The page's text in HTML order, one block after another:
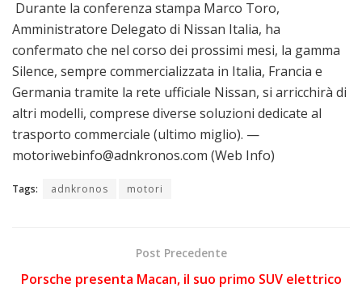
Durante la conferenza stampa Marco Toro,
Amministratore Delegato di Nissan Italia, ha
confermato che nel corso dei prossimi mesi, la gamma
Silence, sempre commercializzata in Italia, Francia e
Germania tramite la rete ufficiale Nissan, si arricchirà di
altri modelli, comprese diverse soluzioni dedicate al
trasporto commerciale (ultimo miglio). —
motoriwebinfo@adnkronos.com (Web Info)
Tags: adnkronos motori
Post Precedente
Porsche presenta Macan, il suo primo SUV elettrico